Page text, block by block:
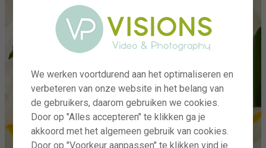
We werken voortdurend aan het optimaliseren en
verbeteren van onze website in het belang van
de gebruikers, daarom gebruiken we cookies.
Door op "Alles accepteren" te klikken ga je
akkoord met het algemeen gebruik van cookies.
Door op "Voorkeur aanpassen" te klikken vind je